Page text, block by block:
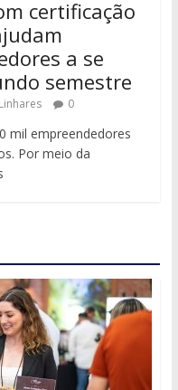
certificação
a se
semestre
0
mil empreendedores
Por meio da